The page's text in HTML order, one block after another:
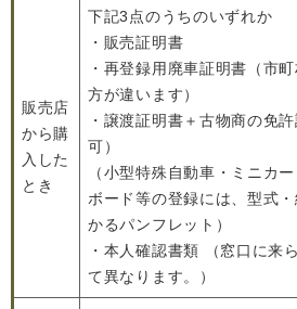
販売店
から購
入した
とき
下記3点のうちのいずれか
・販売証明書
・再登録用廃車証明書（市
方が違います）
・譲渡証明書＋古物商の免
可）
（小型特殊自動車・ミニカ
ボード等の登録には、型式
かるパンフレット）
・本人確認書類 （窓口に来
て異なります。）